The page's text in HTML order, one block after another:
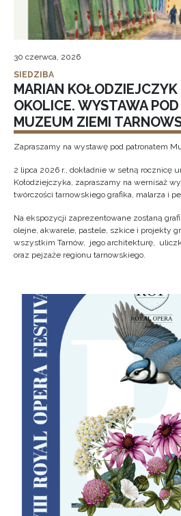
30 czerwca, 2026
SIEDZIBA
MARIAN
OKOLICE. WYSTAWA
MUZEUM ZIEMI
Zapraszamy na wystawę pod patronatem
2 lipca 2026 r., dokładnie w setną rocznicę
Kołodziejczyka, zapraszamy na wernisaż
twórczości tarnowskiego grafika, malarza i
Na ekspozycji zaprezentowane zostaną
olejne, akwarele, pastele, szkice i projekty
wszystkim Tarnów, jego architekturę,
oraz pejzaże regionu tarnowskiego.